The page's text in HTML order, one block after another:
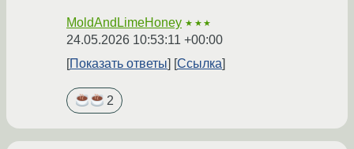
MoldAndLimeHoney ★★★
24.05.2026 10:53:11 +00:00
Показать ответы
Ссылка
2